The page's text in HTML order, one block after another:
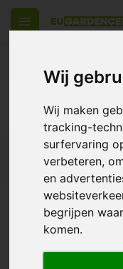
Wij
Wij maken
tracking-
surfervaring
verbeteren,
en
begrijpen
komen.
Producten